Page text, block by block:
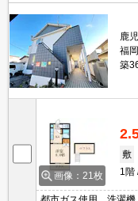
鹿
福
築
画像：21枚
敷
1階